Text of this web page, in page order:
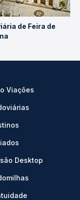
de Feira de
Viações
Desktop